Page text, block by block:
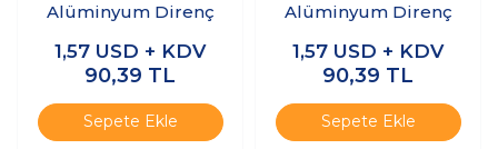
Alüminyum Direnç
1,57 USD + KDV
90,39 TL
Sepete Ekle
Alüminyum Direnç
1,57 USD + KDV
90,39 TL
Sepete Ekle